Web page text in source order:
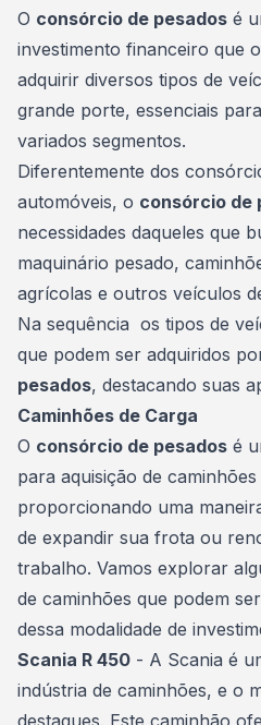
O consórcio de pesados é
investimento financeiro que
adquirir diversos tipos de
grande porte, essenciais
variados segmentos.
Diferentemente dos
automóveis, o consórcio de
necessidades daqueles que
maquinário pesado,
agrícolas e outros veículos
Na sequência os tipos de
que podem ser adquiridos
pesados, destacando suas
Caminhões de Carga
O consórcio de pesados é
para aquisição de
proporcionando uma
de expandir sua frota ou
trabalho. Vamos explorar
de caminhões que podem
dessa modalidade de
Scania R 450 - A Scania é
indústria de caminhões, e o
destaques. Este caminhão